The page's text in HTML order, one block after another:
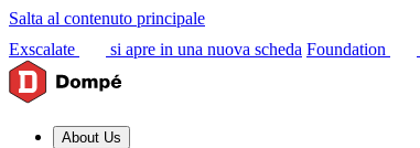
Salta al contenuto principale
Exscalate
si apre in una nuova scheda Foundation
About Us